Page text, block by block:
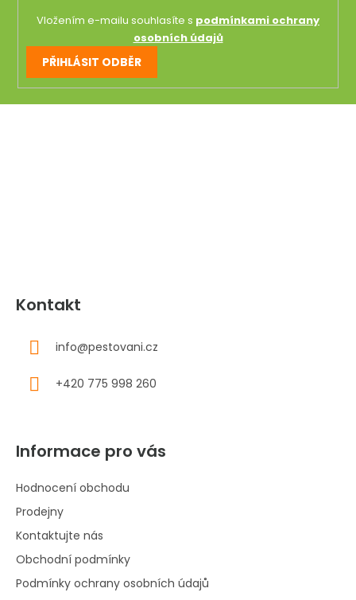
Vložením e-mailu souhlasíte s podmínkami ochrany
osobních údajů
PŘIHLÁSIT ODBĚR
Kontakt
info@pestovani.cz
+420 775 998 260
Informace pro vás
Hodnocení obchodu
Prodejny
Kontaktujte nás
Obchodní podmínky
Podmínky ochrany osobních údajů